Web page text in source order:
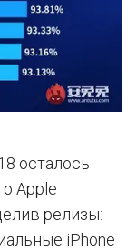
осталось
Apple
релизы:
iPhone